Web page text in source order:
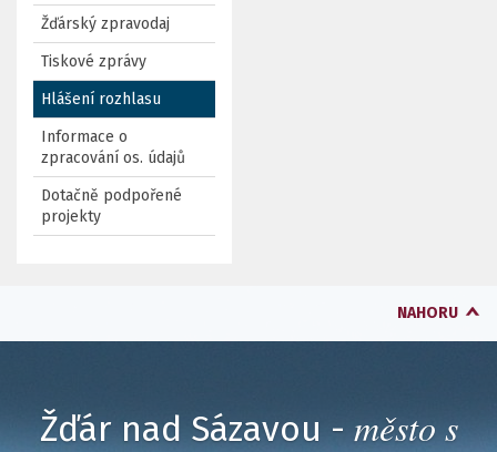
Žďárský zpravodaj
Tiskové zprávy
Hlášení rozhlasu
Informace o
zpracování os. údajů
Dotačně podpořené
projekty
NAHORU
Žďár nad Sázavou - město s